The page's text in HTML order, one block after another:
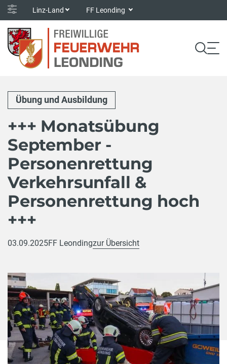
Linz-Land FF Leonding
Übung und Ausbildung
+++ Monatsübung
September -
Personenrettung
Verkehrsunfall &
Personenrettung hoch
+++
03.09.2025FF Leondingzur Übersicht